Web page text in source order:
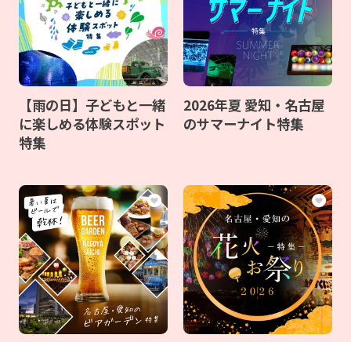
【雨の日】子どもと一緒
に楽しめる体験スポット
特集
2026年夏 愛知・名古屋
のサマーナイト特集